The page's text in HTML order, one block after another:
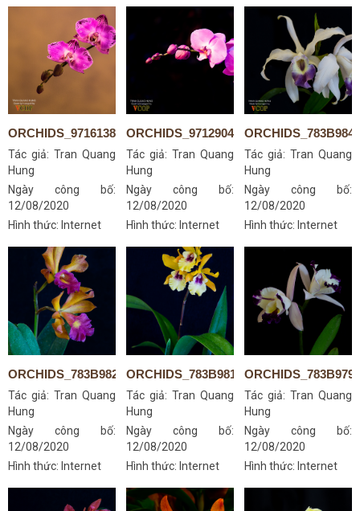
ORCHIDS_9716138764
Tác giả:Tran Quang
Hung
Ngày công bố:
12/08/2020
Hình thức: Internet
ORCHIDS_9712904787
Tác giả: Tran Quang
Hung
Ngày công bố:
12/08/2020
Hình thức: Internet
Tác giả: Tran Quang
Hung
Ngày công bố:
12/08/2020
Hình thức: Internet
ORCHIDS_783B9822S
Tác giả:Tran Quang
Hung
Ngày công bố:
12/08/2020
Hình thức: Internet
ORCHIDS_783B9811S
Tác giả: Tran Quang
Hung
Ngày công bố:
12/08/2020
Hình thức: Internet
Tác giả: Tran Quang
Hung
Ngày công bố:
12/08/2020
Hình thức: Internet